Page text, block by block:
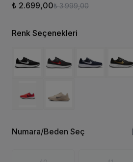
₺ 2.699,00₺ 3.999,00
Renk Seçenekleri
Numara/Beden Seç